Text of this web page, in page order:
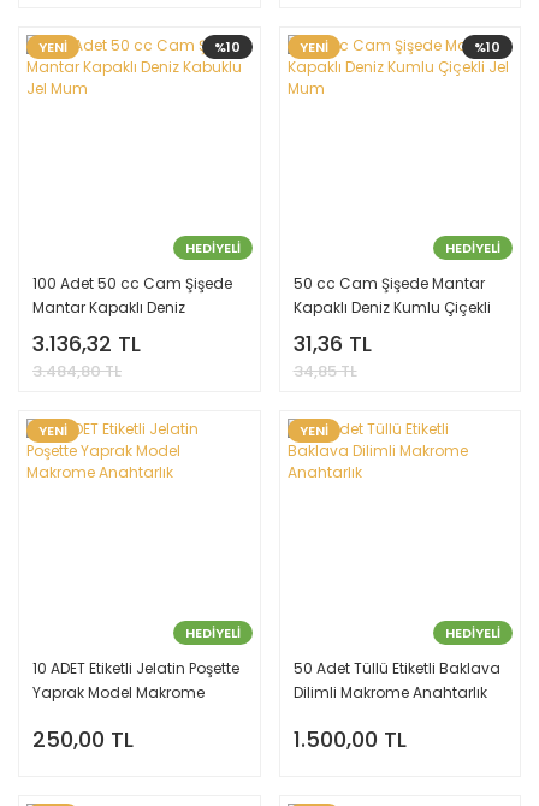
%10
YENİ
HEDİYELİ
100 Adet 50 cc Cam Şişede
Mantar Kapaklı Deniz
Kabuklu Jel Mum
3.136,32 TL
3.484,80 TL
%10
YENİ
HEDİYELİ
50 cc Cam Şişede Mantar
Kapaklı Deniz Kumlu Çiçekli
Jel Mum
31,36 TL
34,85 TL
YENİ
HEDİYELİ
10 ADET Etiketli Jelatin Poşette
Yaprak Model Makrome
250,00 TL
YENİ
HEDİYELİ
50 Adet Tüllü Etiketli Baklava
Dilimli Makrome Anahtarlık
1.500,00 TL